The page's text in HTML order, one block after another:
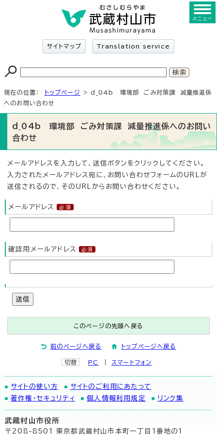
サイトマップ Translation service
メニュー
現在の位置： トップページ
> d_04b 環境部 ごみ対策課 減量推進係
へのお問い合わせ
d_04b 環境部 ごみ対策課 減量推進係へのお問い
合わせ
メールアドレスを入力して、送信ボタンをクリックしてください。
入力されたメールアドレス宛に、お問い合わせフォームのURLが
送信されるので、そのURLからお問い合わせください。
メールアドレス
確認用メールアドレス
送信
このページの先頭へ戻る
前のページへ戻る トップページへ戻る
切替 PC スマートフォン
サイトの使い方
サイトのご利用にあたって
著作権・セキュリティ
個人情報利用規定 リンク集
武蔵村山市役所
〒208-8501 東京都武蔵村山市本町一丁目1番地の1